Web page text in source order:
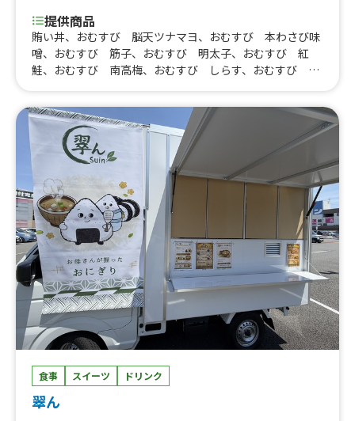
提供商品
賄い丼、おむすび 脳天ツナマヨ、おむすび 本わさび味
噌、おむすび 筋子、おむすび 明太子、おむすび 紅
鮭、おむすび 南高梅、おむすび しらす、おむすび 昆
汁、焼き海苔味噌汁、お茶、ビール
食事 スイーツ ドリンク
翠ん